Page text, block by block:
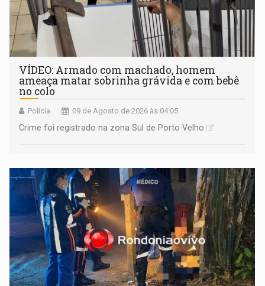
VÍDEO: Armado com machado, homem
ameaça matar sobrinha grávida e com bebê
no colo
Polícia 09 de Agosto de 2026 às 04:05
Crime foi registrado na zona Sul de Porto Velho